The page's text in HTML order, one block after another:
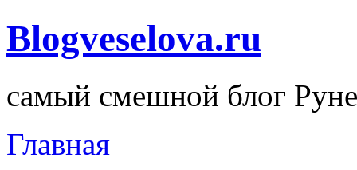
Blogveselova.ru
самый смешной блог
Главная